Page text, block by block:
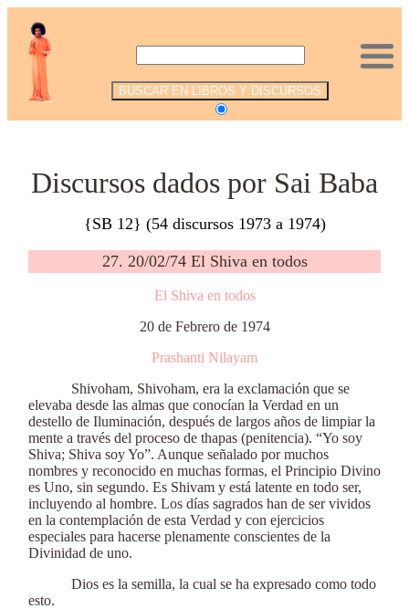
Discursos dados por Sai Baba
{SB 12} (54 discursos 1973 a 1974)
27. 20/02/74 El Shiva en todos
El Shiva en todos
20 de Febrero de 1974
Prashanti Nilayam
Shivoham, Shivoham, era la exclamación que se
elevaba desde las almas que conocían la Verdad en un
destello de Iluminación, después de largos años de limpiar la
mente a través del proceso de thapas (penitencia). “Yo soy
Shiva; Shiva soy Yo”. Aunque señalado por muchos
nombres y reconocido en muchas formas, el Principio Divino
es Uno, sin segundo. Es Shivam y está latente en todo ser,
incluyendo al hombre. Los días sagrados han de ser vividos
en la contemplación de esta Verdad y con ejercicios
especiales para hacerse plenamente conscientes de la
Divinidad de uno.
Dios es la semilla, la cual se ha expresado como todo
esto.